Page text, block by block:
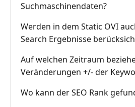
Suchmaschinendaten?
Werden in dem Static OVI
Search Ergebnisse
Auf welchen Zeitraum
Veränderungen +/- der
Wo kann der SEO Rank